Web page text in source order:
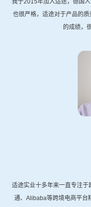
我于2015年加入适途，德国
也很严格，适途对于产品的
的成绩，
适途实业十多年来一直专注
通、Alibaba等跨境电商平台